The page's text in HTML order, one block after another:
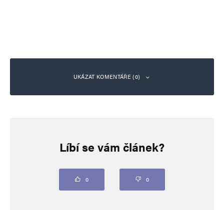
UKÁZAT KOMENTÁŘE (0)
Vaše e-mailová adresa nebude zveřejněna. Vyžadované informace jsou
Líbí se vám článek?
0 0